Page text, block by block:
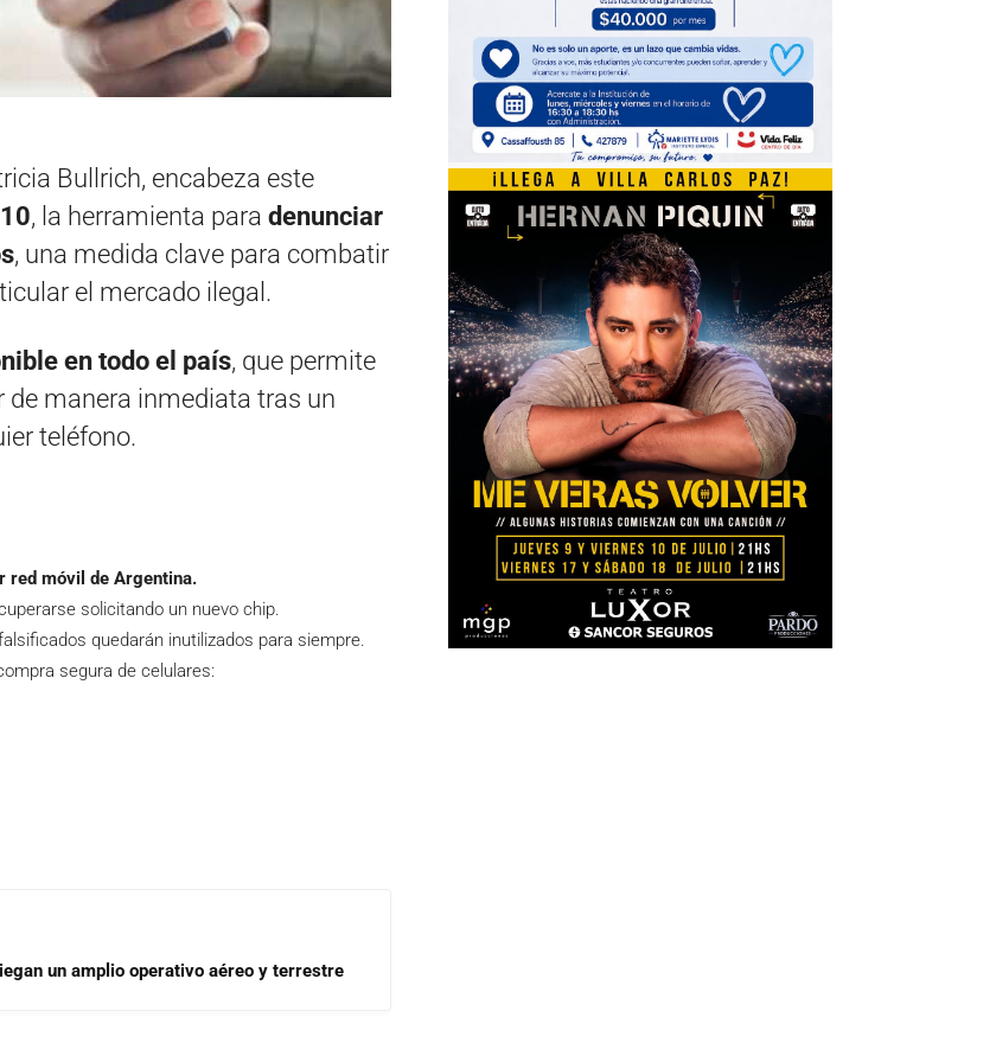
Bullrich, encabeza este
, la herramienta para denunciar
, una medida clave para combatir
el mercado ilegal.
en todo el país, que permite
de manera inmediata tras un
teléfono.
red móvil de Argentina.
solicitando un nuevo chip.
quedarán inutilizados para siempre.
segura de celulares:
un amplio operativo aéreo y terrestre